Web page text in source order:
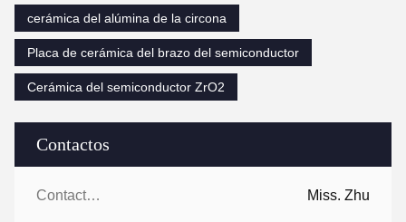
Contactos
Contactos: Miss. Zhu
cerámica del alúmina de la circona
Placa de cerámica del brazo del semiconductor
Cerámica del semiconductor ZrO2